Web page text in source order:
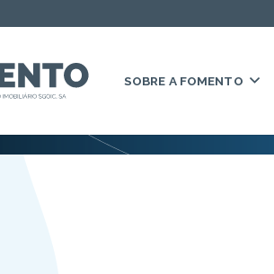
SOBRE A FOMENTO